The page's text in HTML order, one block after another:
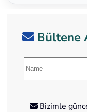
Bültene
Bizimle